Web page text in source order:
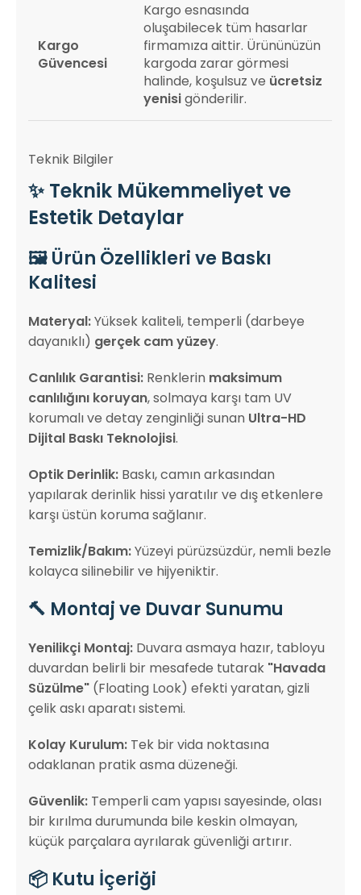
Kargo
Güvencesi
Kargo esnasında
oluşabilecek tüm hasarlar
firmamıza aittir. Ürününüzün
kargoda zarar görmesi
halinde, koşulsuz ve ücretsiz
yenisigönderilir.
Teknik Bilgiler
✨ Teknik Mükemmeliyet ve
Estetik Detaylar
🖼️ Ürün Özellikleri ve Baskı
Kalitesi
Materyal:Yüksek kaliteli, temperli (darbeye
dayanıklı) gerçek cam yüzey.
Canlılık Garantisi: Renklerin maksimum
canlılığını koruyan, solmaya karşı tam UV
korumalı ve detay zenginliği sunan Ultra-HD
Dijital Baskı Teknolojisi.
Optik Derinlik: Baskı, camın arkasından
yapılarak derinlik hissi yaratılır ve dış etkenlere
karşı üstün koruma sağlanır.
Temizlik/Bakım:Yüzeyi pürüzsüzdür, nemli bezle
kolayca silinebilir ve hijyeniktir.
🔨 Montaj ve Duvar Sunumu
Yenilikçi Montaj: Duvara asmaya hazır, tabloyu
duvardan belirli bir mesafede tutarak "Havada
Süzülme" (Floating Look) efekti yaratan, gizli
çelik askı aparatı sistemi.
Kolay Kurulum: Tek bir vida noktasına
odaklanan pratik asma düzeneği.
Güvenlik: Temperli cam yapısı sayesinde, olası
bir kırılma durumunda bile keskin olmayan,
küçük parçalara ayrılarak güvenliği artırır.
📦 Kutu İçeriği